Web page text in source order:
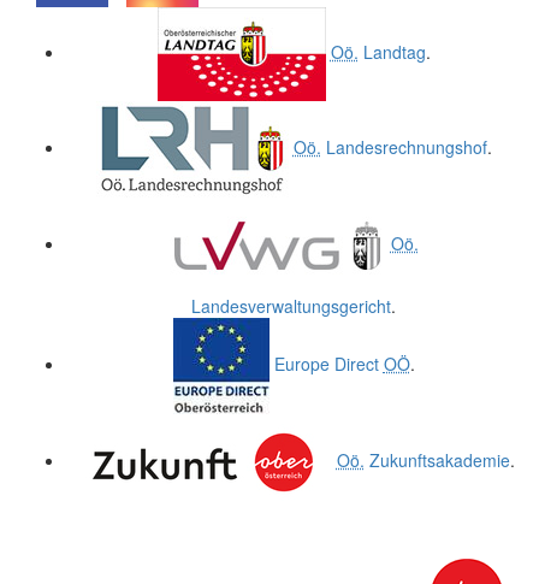
Oö. Landtag.
Oö. Landesrechnungshof.
Oö.
Landesverwaltungsgericht.
Europe Direct OÖ.
Oö. Zukunftsakademie.